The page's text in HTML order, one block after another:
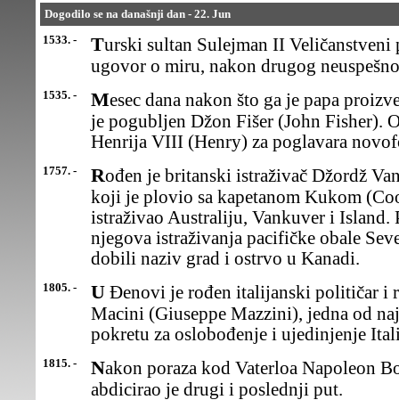
Dogodilo se na današnji dan - 22. Jun
1533. -
Turski sultan Sulejman II Veličanstveni potpisao je sa Austrijom
ugovor o miru, nakon drugog
1535. - Mesec dana nakon što ga je papa proizveo u kardinala, u Londonu
je pogubljen Džon Fišer (John Fisher).
Henrija VIII (Henry) za poglavara
1757. - Rođen je britanski istraživač Džordž Vankuver (George Vancouver),
koji je plovio sa kapetanom Kukom
istraživao Australiju, Vankuver i Island.
njegova istraživanja pacifičke obale
dobili naziv grad i ostrvo u Kanadi.
1805. - U Đenovi je rođen italijanski političar i revolucionar Đuzepe
Macini (Giuseppe Mazzini), jedna od
pokretu za oslobođenje i ujedinjenje
1815. - Nakon poraza kod Vaterloa Napoleon Bonaparta (Bonaparte)
abdicirao je drugi i poslednji put.